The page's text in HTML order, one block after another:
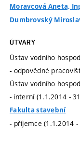
Moravcová Aneta,
Dumbrovský
ÚTVARY
Ústav vodního
- odpovědné
Ústav vodního
- interní (1.1.2014 -
Fakulta stavební
- příjemce (1.1.2014